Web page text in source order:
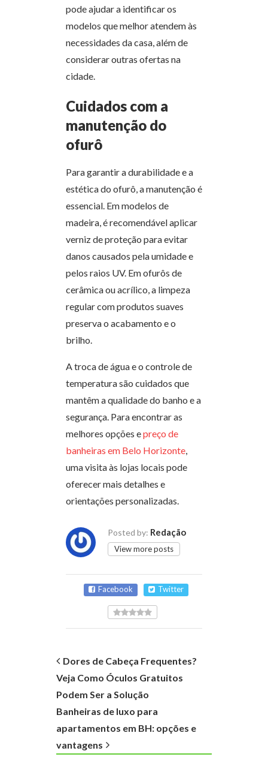
pode ajudar a identificar os
modelos que melhor atendem às
necessidades da casa, além de
considerar outras ofertas na
cidade.
Cuidados com a
manutenção do
ofurô
Para garantir a durabilidade e a
estética do ofurô, a manutenção é
essencial. Em modelos de
madeira, é recomendável aplicar
verniz de proteção para evitar
danos causados pela umidade e
pelos raios UV. Em ofurôs de
cerâmica ou acrílico, a limpeza
regular com produtos suaves
preserva o acabamento e o
brilho.
A troca de água e o controle de
temperatura são cuidados que
mantêm a qualidade do banho e a
segurança. Para encontrar as
melhores opções epreço de
banheiras em Belo Horizonte
uma visita às lojas locais pode
oferecer mais detalhes e
orientações personalizadas.
Posted by: Redação
View more posts
Facebook Twitter
Dores de Cabeça Frequentes?
Veja Como Óculos Gratuitos
Podem Ser a Solução
Banheiras de luxo para
apartamentos em BH: opções e
vantagens